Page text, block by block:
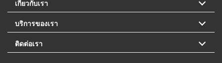
เกี่ยวกับเรา
บริการของเรา
ติดต่อเรา